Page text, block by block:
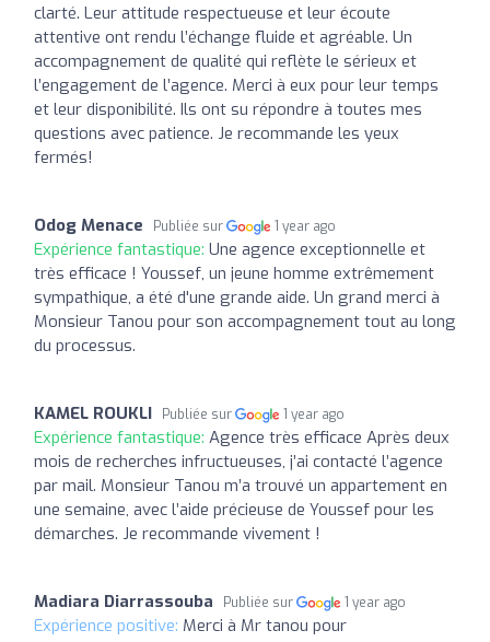
clarté. Leur attitude respectueuse et leur écoute
attentive ont rendu l’échange fluide et agréable. Un
accompagnement de qualité qui reflète le sérieux et
l’engagement de l’agence. Merci à eux pour leur temps
et leur disponibilité. Ils ont su répondre à toutes mes
questions avec patience. Je recommande les yeux
fermés!
Odog Menace Publiée sur 1 year ago
Expérience fantastique: Une agence exceptionnelle et
très efficace ! Youssef, un jeune homme extrêmement
sympathique, a été d'une grande aide. Un grand merci à
Monsieur Tanou pour son accompagnement tout au long
du processus.
KAMEL ROUKLI Publiée sur 1 year ago
Expérience fantastique: Agence très efficace Après deux
mois de recherches infructueuses, j’ai contacté l’agence
par mail. Monsieur Tanou m’a trouvé un appartement en
une semaine, avec l’aide précieuse de Youssef pour les
démarches. Je recommande vivement !
Madiara Diarrassouba Publiée sur 1 year ago
Expérience positive: Merci à Mr tanou pour